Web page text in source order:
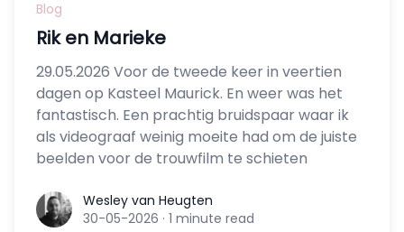
Blog
Rik en Marieke
29.05.2026 Voor de tweede keer in veertien
dagen op Kasteel Maurick. En weer was het
fantastisch. Een prachtig bruidspaar waar ik
als videograaf weinig moeite had om de juiste
beelden voor de trouwfilm te schieten
Wesley van Heugten
Wesley van Heugten
30-05-2026 · 1 minute read